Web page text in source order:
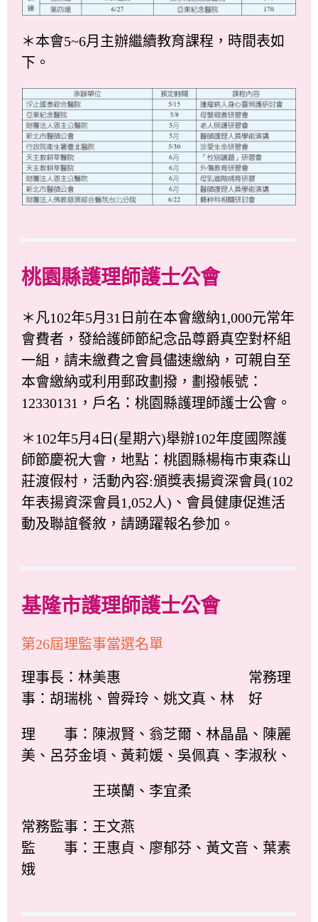
＊本會5~6月主辦繼續教育課程，時間表如
下。
桃園縣護理師護士公會
＊凡102年5月31日前在本會繳納1,000元常年
會費者，發給護師節紀念品尊爵真空對杯組
一組，請未繳費之會員儘速繳納，可親自至
本會繳納或利用郵政劃撥，劃撥帳號：
12330131，戶名：桃園縣護理師護士公會。
＊102年5月4日(星期六)舉辦102年度國際護
師節慶祝大會，地點：桃園縣楊梅市東森山
莊渡假村，活動內容:頒獎表揚資深會員(102
年表揚資深會員1,052人)、會員健康促進活
動及聯誼餐敘，請踴躍報名參加。
基隆市護理師護士公會
第26屆理監事當選名單
理事長：林美惠 常務理
事：胡瑞桃、曾舜玲、姚文真、林 好
理 事：陳淑賢、翁芝爾、林晶晶、陳麗
美、呂芬金頃、黃莉媛、吳佩真、李淑秋、
王瑛蘭、李宜柔
常務監事：王文燕
監 事：王惠貞、廖郁芬、黃文音、葉素
娥